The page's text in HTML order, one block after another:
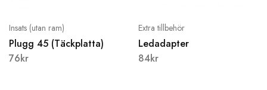
Insats (utan ram)
Plugg 45 (Täckplatta)
76kr
Extra tillbehör
Ledadapter
84kr